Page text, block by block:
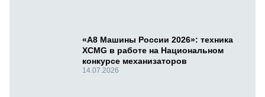
«А8 Машины России 2026»: техника
XCMG в работе на Национальном
конкурсе механизаторов
14.07.2026